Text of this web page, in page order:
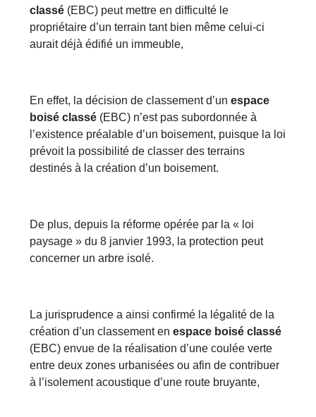
classé (EBC) peut mettre en difficulté le
propriétaire d’un terrain tant bien même celui-ci
aurait déjà édifié un immeuble,
En effet, la décision de classement d’unespace
boisé classé (EBC) n’est pas subordonnée à
l’existence préalable d’un boisement, puisque la loi
prévoit la possibilité de classer des terrains
destinés à la création d’un boisement.
De plus, depuis la réforme opérée par la « loi
paysage » du 8 janvier 1993, la protection peut
concerner un arbre isolé.
La jurisprudence a ainsi confirmé la légalité de la
création d’un classement enespace boisé classé
(EBC) envue de la réalisation d’une coulée verte
entre deux zones urbanisées ou afin de contribuer
à l’isolement acoustique d’une route bruyante,